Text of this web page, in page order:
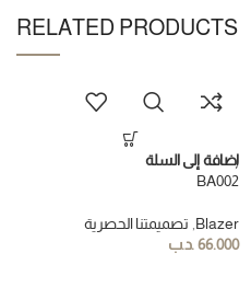
RELATED PRODUCTS
إضافة إلى السلة
BA002
Blazer
, تصميمتنا الحصرية
66.000.د.ب